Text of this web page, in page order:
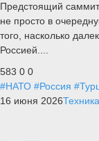
Предстоящий
не просто в
того, насколько
Россией....
583 0 0
#НАТО #Россия
16 июня 2026Техника